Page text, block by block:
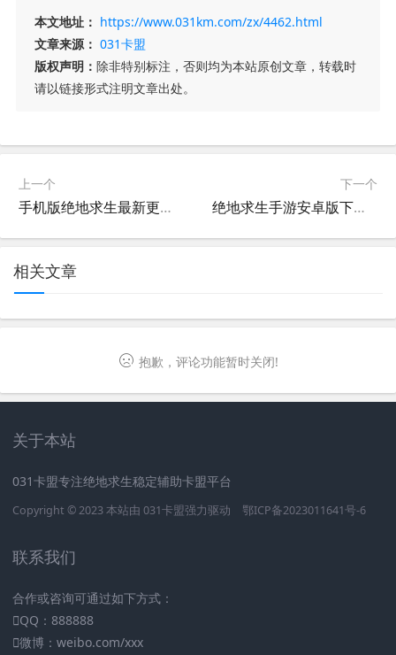
本文地址： https://www.031km.com/zx/4462.html
文章来源： 031卡盟
版权声明： 除非特别标注，否则均为本站原创文章，转载时
请以链接形式注明文章出处。
上一个
手机版绝地求生最新更新时间公布-手机版绝地求生什么时候更新？最新版本信息一览
下一个
绝地求生手游安卓版下载与玩法攻略-绝地求生手游安卓版最新版本体验评测
相关文章
抱歉，评论功能暂时关闭!
关于本站
031卡盟专注绝地求生稳定辅助卡盟平台
Copyright © 2023 本站由 031卡盟强力驱动 鄂ICP备2023011641号-6
联系我们
合作或咨询可通过如下方式：
QQ：888888
微博：weibo.com/xxx